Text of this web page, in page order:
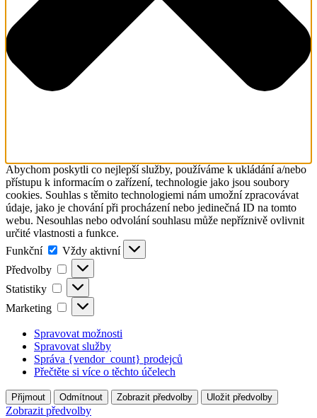
Abychom poskytli co nejlepší služby, používáme k ukládání a/nebo
přístupu k informacím o zařízení, technologie jako jsou soubory
cookies. Souhlas s těmito technologiemi nám umožní zpracovávat
údaje, jako je chování při procházení nebo jedinečná ID na tomto
webu. Nesouhlas nebo odvolání souhlasu může nepříznivě ovlivnit
určité vlastnosti a funkce.
Funkční
Funkční
Vždy aktivní
Předvolby
Předvolby
Statistiky Statistiky
Marketing Marketing
Spravovat možnosti
Spravovat služby
Správa {vendor_count} prodejců
Přečtěte si více o těchto účelech
Přijmout Odmítnout Zobrazit předvolby Uložit předvolby
Zobrazit předvolby